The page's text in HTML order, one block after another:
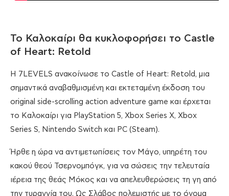
Το Καλοκαίρι θα κυκλοφορήσει το Castle
of Heart: Retold
Η 7LEVELS ανακοίνωσε το Castle of Heart: Retold, μια
σημαντικά αναβαθμισμένη και εκτεταμένη έκδοση του
original side-scrolling action adventure game και έρχεται
το Καλοκαίρι για PlayStation 5, Xbox Series X, Xbox
Series S, Nintendo Switch και PC (Steam).
Ήρθε η ώρα να αντιμετωπίσεις τον Μάγο, υπηρέτη του
κακού θεού Τσερνομπόγκ, για να σώσεις την τελευταία
ιέρεια της θεάς Μόκος και να απελευθερώσεις τη γη από
την τυραννία του. Ως Σλάβος πολεμιστής με το όνομα